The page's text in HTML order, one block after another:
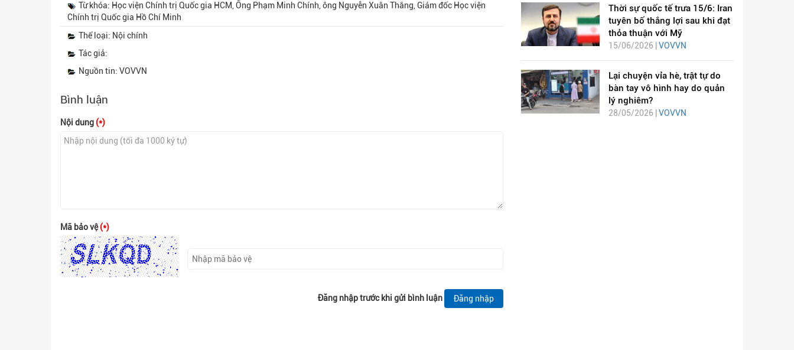
Từ khóa: Học viện Chính trị Quốc gia HCM, Ông Phạm Minh Chính, ông Nguyễn Xuân Thắng, Giám đốc Học viện
Chính trị Quốc gia Hồ Chí Minh
Thể loại: Nội chính
Tác giả:
Nguồn tin: VOVVN
Bình luận
Nội dung (*)
Mã bảo vệ(*)
Đăng nhập trước khi gửi bình luận Đăng nhập
Thời sự quốc tế trưa 15/6: Iran
tuyên bố thắng lợi sau khi đạt
thỏa thuận với Mỹ
15/06/2026 | VOVVN
Lại chuyện vỉa hè, trật tự do
bàn tay vô hình hay do quản
lý nghiêm?
28/05/2026 | VOVVN